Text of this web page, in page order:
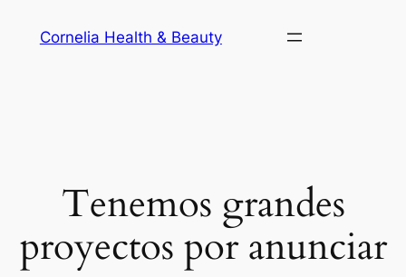
Cornelia Health & Beauty
Tenemos grandes
proyectos por anunciar